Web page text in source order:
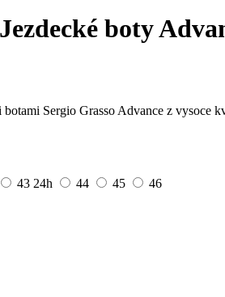
Jezdecké boty
Sergio Grasso Advance z vysoce
43 24h 44 45
46